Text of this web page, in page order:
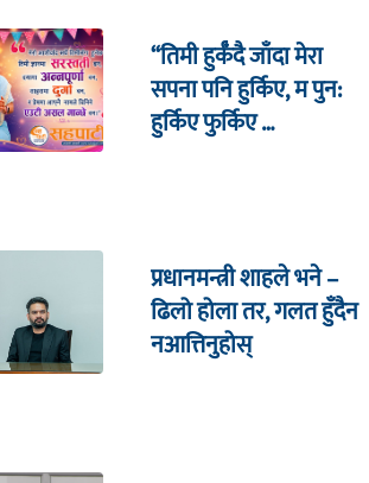
“तिमी हुर्कँदै जाँदा मेरा
सपना पनि हुर्किए, म पुन:
हुर्किए फुर्किए …
प्रधानमन्त्री शाहले भने –
ढिलो होला तर, गलत हुँदैन
नआत्तिनुहोस्